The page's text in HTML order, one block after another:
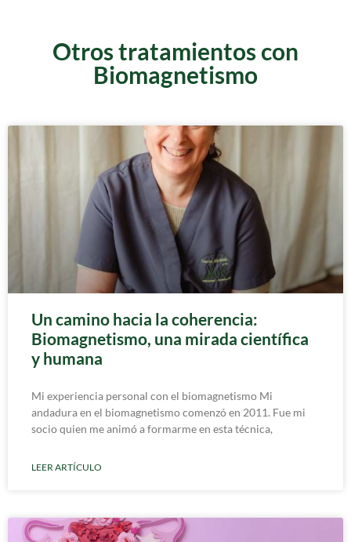
Otros tratamientos con
Biomagnetismo
Un camino hacia la coherencia:
Biomagnetismo, una mirada científica
y humana
Mi experiencia personal con el biomagnetismo Mi
andadura en el biomagnetismo comenzó en 2011. Fue mi
socio quien me animó a formarme en esta técnica,
LEER ARTÍCULO